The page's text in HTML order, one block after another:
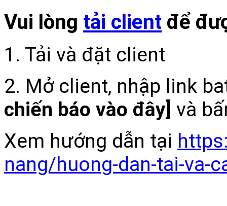
Vui lòng tải client để
1. Tải và đặt client
2. Mở client, nhập link
chiến báo vào đây] và
Xem hướng dẫn tại
nang/huong-dan-tai-va-